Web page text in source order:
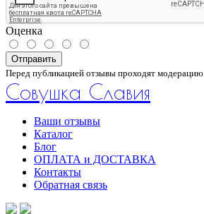
Оценка
Отправить
Перед публикацией отзывы проходят модерацию
Совушка Славия
Ваши отзывы
Каталог
Блог
ОПЛАТА и ДОСТАВКА
Контакты
Обратная связь